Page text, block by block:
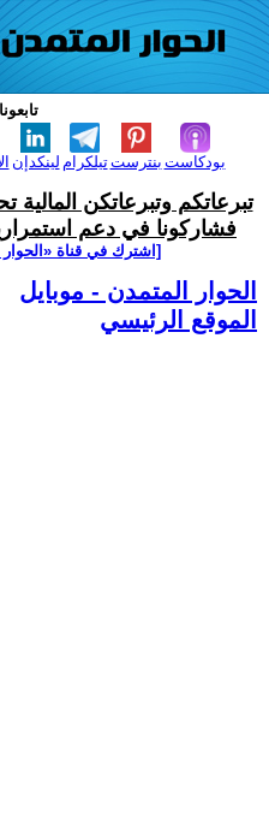
لينكدإن تيلكرامبنترست بودكاست
تبرعاتكم وتبرعاتكن المالية
فشاركونا في دعم
[اشترك في قناة
الحوار المتمدن - موبايل
الموقع الرئيسي